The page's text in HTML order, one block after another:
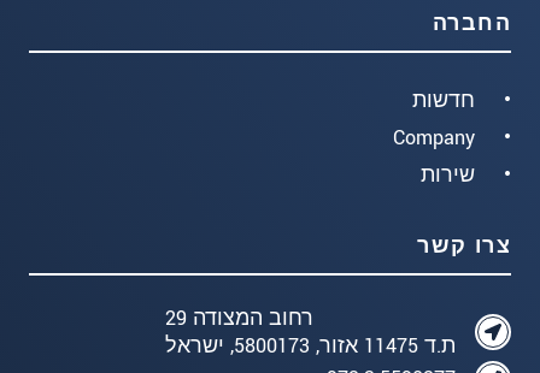
החברה
חדשות
Company
שירות
צרו קשר
רחוב המצודה 29
ת.ד 11475 אזור, 5800173, ישראל